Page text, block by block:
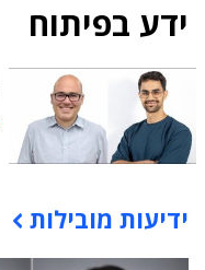
ידע בפיתוח
תוכן פרסומי
ידיעות מובילות